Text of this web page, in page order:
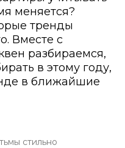
стильно
меняется?
тренды
Вместе с
разбираемся,
в этому году,
в ближайшие